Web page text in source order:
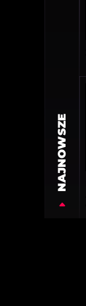
NAJNOWSZE